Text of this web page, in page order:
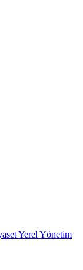
Yerel Yönetim